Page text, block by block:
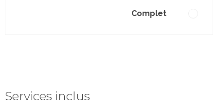
Complet
Services inclus